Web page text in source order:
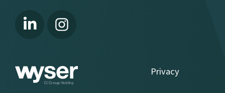
Privacy